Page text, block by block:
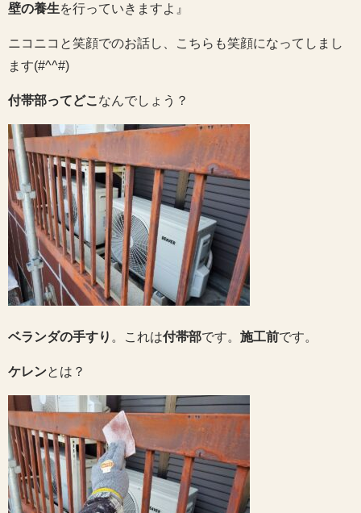
壁の養生を行っていきますよ』
ニコニコと笑顔でのお話し、こちらも笑顔になってしまし
ます(#^^#)
付帯部ってどこ なんでしょう？
ベランダの手すり 。これは付帯部です。 施工前です。
ケレンとは？